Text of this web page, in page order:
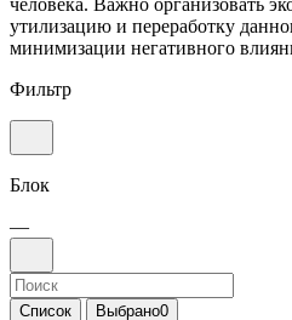
человека. Важно организовать
утилизацию и переработку
минимизации негативного
Фильтр
Блок
—
Список Выбрано0